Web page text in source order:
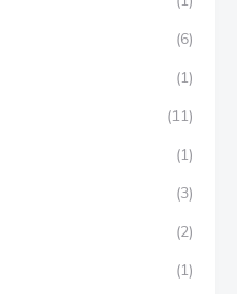
(6)
(1)
(11)
(1)
(3)
(2)
(1)